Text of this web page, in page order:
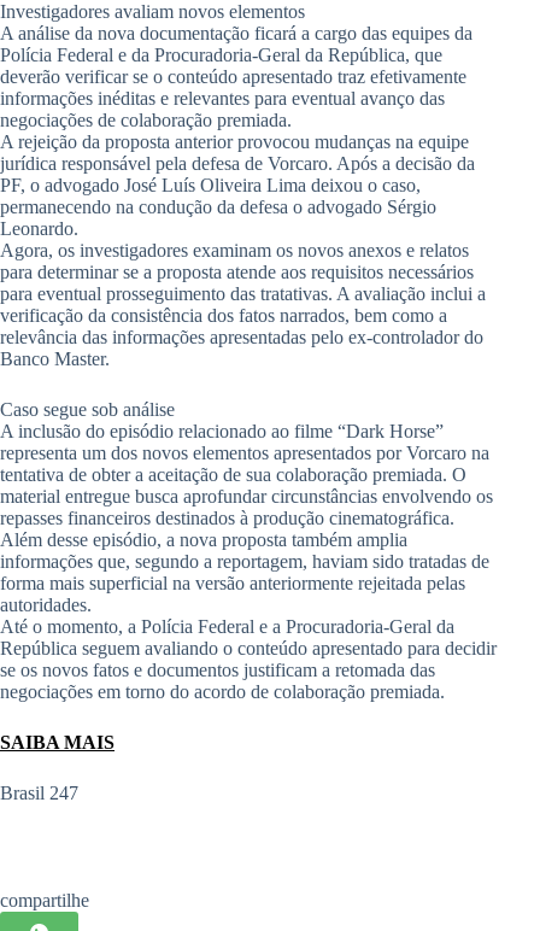
Investigadores avaliam novos elementos
A análise da nova documentação ficará a cargo das equipes da
Polícia Federal e da Procuradoria-Geral da República, que
deverão verificar se o conteúdo apresentado traz efetivamente
informações inéditas e relevantes para eventual avanço das
negociações de colaboração premiada.
A rejeição da proposta anterior provocou mudanças na equipe
jurídica responsável pela defesa de Vorcaro. Após a decisão da
PF, o advogado José Luís Oliveira Lima deixou o caso,
permanecendo na condução da defesa o advogado Sérgio
Leonardo.
Agora, os investigadores examinam os novos anexos e relatos
para determinar se a proposta atende aos requisitos necessários
para eventual prosseguimento das tratativas. A avaliação inclui a
verificação da consistência dos fatos narrados, bem como a
relevância das informações apresentadas pelo ex-controlador do
Banco Master.
Caso segue sob análise
A inclusão do episódio relacionado ao filme “Dark Horse”
representa um dos novos elementos apresentados por Vorcaro na
tentativa de obter a aceitação de sua colaboração premiada. O
material entregue busca aprofundar circunstâncias envolvendo os
repasses financeiros destinados à produção cinematográfica.
Além desse episódio, a nova proposta também amplia
informações que, segundo a reportagem, haviam sido tratadas de
forma mais superficial na versão anteriormente rejeitada pelas
autoridades.
Até o momento, a Polícia Federal e a Procuradoria-Geral da
República seguem avaliando o conteúdo apresentado para decidir
se os novos fatos e documentos justificam a retomada das
negociações em torno do acordo de colaboração premiada.
SAIBA MAIS
Brasil 247
compartilhe